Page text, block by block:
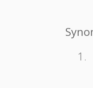
1.